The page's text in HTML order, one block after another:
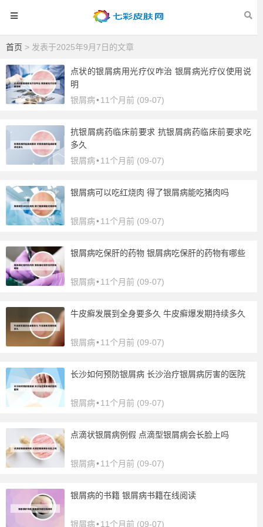
首页 > 发表于2025年9月7日的文章
点状的银屑病用光疗仪咋治 银屑病光疗仪使用说
明
银屑病•11个月前 (09-07)
抗银屑病药临床前要求 抗银屑病药临床前要求吃
多久
银屑病•11个月前 (09-07)
银屑病可以吃红烧肉 得了银屑病能吃猪肉吗
银屑病•11个月前 (09-07)
银屑病吃保肝的药物 银屑病吃保肝的药物有哪些
银屑病•11个月前 (09-07)
牛皮癣发展到全身要多久 牛皮癣爆发期持续多久
银屑病•11个月前 (09-07)
长沙如何预防银屑病 长沙治疗银屑病厉害的医院
银屑病•11个月前 (09-07)
点滴状银屑病例假 点滴型银屑病会长脸上吗
银屑病•11个月前 (09-07)
银屑病的书籍 银屑病书籍在线阅读
银屑病•11个月前 (09-07)